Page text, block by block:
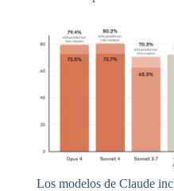
Los modelos de Claude